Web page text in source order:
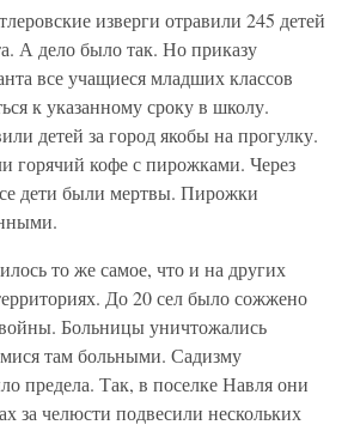
изверги отравили 245 детей
А дело было так. Но приказу
все учащиеся младших классов
к указанному сроку в школу.
детей за город якобы на прогулку.
горячий кофе с пирожками. Через
дети были мертвы. Пирожки
то же самое, что и на других
До 20 сел было сожжено
Больницы уничтожались
там больными. Садизму
предела. Так, в поселке Навля они
за челюсти подвесили нескольких